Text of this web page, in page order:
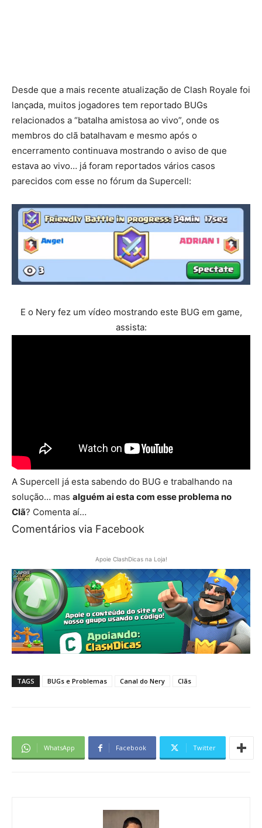
Desde que a mais recente atualização de Clash Royale foi
lançada, muitos jogadores tem reportado BUGs
relacionados a “batalha amistosa ao vivo”, onde os
membros do clã batalhavam e mesmo após o
encerramento continuava mostrando o aviso de que
estava ao vivo… já foram reportados vários casos
parecidos com esse no fórum da Supercell:
E o Nery fez um vídeo mostrando este BUG em game,
assista:
A Supercell já esta sabendo do BUG e trabalhando na
solução… mas alguém ai esta com esse problema no
Clã? Comenta aí…
Comentários via Facebook
Apoie ClashDicas na Loja!
TAGS BUGs e Problemas Canal do Nery Clãs
WhatsApp Facebook Twitter